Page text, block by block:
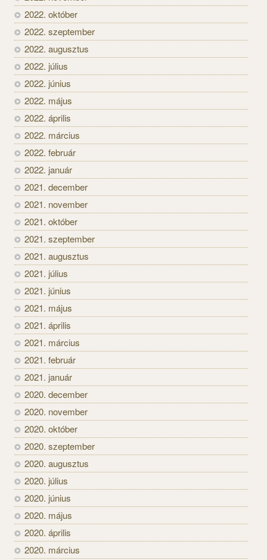
2022. október
2022. szeptember
2022. augusztus
2022. július
2022. június
2022. május
2022. április
2022. március
2022. február
2022. január
2021. december
2021. november
2021. október
2021. szeptember
2021. augusztus
2021. július
2021. június
2021. május
2021. április
2021. március
2021. február
2021. január
2020. december
2020. november
2020. október
2020. szeptember
2020. augusztus
2020. július
2020. június
2020. május
2020. április
2020. március